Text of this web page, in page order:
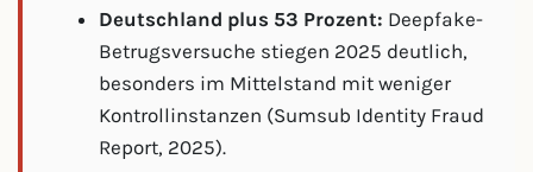
Deutschland plus 53 Prozent: Deepfake-
Betrugsversuche stiegen 2025 deutlich,
besonders im Mittelstand mit weniger
Kontrollinstanzen (Sumsub Identity Fraud
Report, 2025).